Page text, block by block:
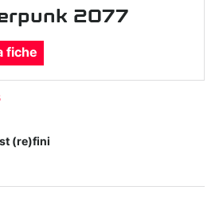
2077
fiche
(re)fini